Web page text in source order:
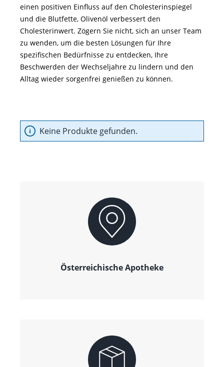
einen positiven Einfluss auf den Cholesterinspiegel
und die Blutfette, Olivenöl verbessert den
Cholesterinwert. Zögern Sie nicht, sich an unser Team
zu wenden, um die besten Lösungen für Ihre
spezifischen Bedürfnisse zu entdecken, Ihre
Beschwerden der Wechseljahre zu lindern und den
Alltag wieder sorgenfrei genießen zu können.
Keine Produkte gefunden.
Österreichische Apotheke